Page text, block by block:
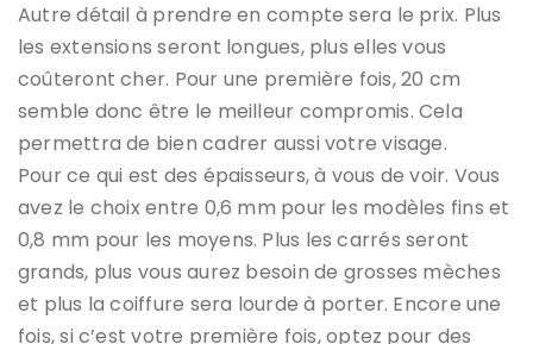
Autre détail à prendre en compte sera le prix. Plus
les extensions seront longues, plus elles vous
coûteront cher. Pour une première fois, 20 cm
semble donc être le meilleur compromis. Cela
permettra de bien cadrer aussi votre visage.
Pour ce qui est des épaisseurs, à vous de voir. Vous
avez le choix entre 0,6 mm pour les modèles fins et
0,8 mm pour les moyens. Plus les carrés seront
grands, plus vous aurez besoin de grosses mèches
et plus la coiffure sera lourde à porter. Encore une
fois, si c’est votre première fois, optez pour des